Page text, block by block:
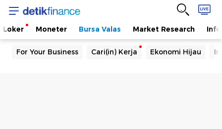
Loker Moneter Bursa Valas Market Research
For Your Business Cari(in) Kerja Ekonomi Hijau